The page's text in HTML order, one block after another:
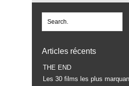
Articles récents
THE END
Les 30 films les plus